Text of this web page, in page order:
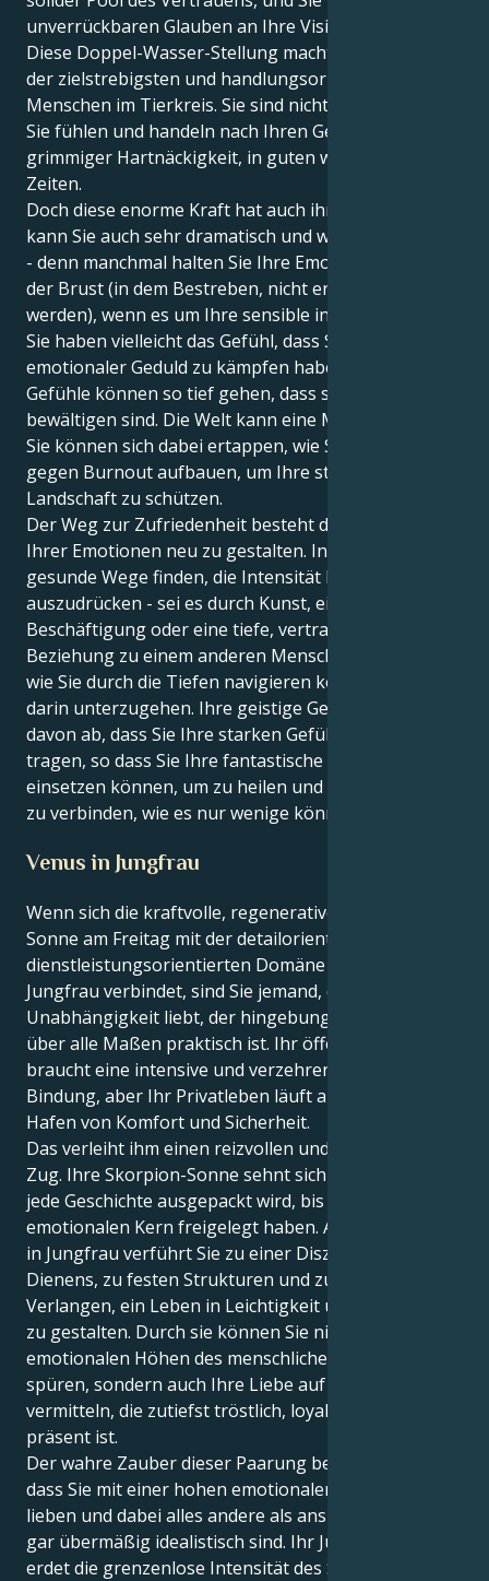
unverrückbaren Glauben an Ihre Vision.
Diese Doppel-Wasser-Stellung macht Sie zu einem
der zielstrebigsten und handlungsorientiertesten
Menschen im Tierkreis. Sie sind nicht nur ein Denker;
Sie fühlen und handeln nach Ihren Gedanken mit
grimmiger Hartnäckigkeit, in guten wie in schlechten
Zeiten.
Doch diese enorme Kraft hat auch ihre Tücken. Sie
kann Sie auch sehr dramatisch und wachsam machen
- denn manchmal halten Sie Ihre Emotionen dicht an
der Brust (in dem Bestreben, nicht erdrückt zu
werden), wenn es um Ihre sensible innere Welt geht.
Sie haben vielleicht das Gefühl, dass Sie mit
emotionaler Geduld zu kämpfen haben, denn die
Gefühle können so tief gehen, dass sie schwer zu
bewältigen sind. Die Welt kann eine Menge sein, und
Sie können sich dabei ertappen, wie Sie eine Barriere
gegen Burnout aufbauen, um Ihre starke innere
Landschaft zu schützen.
Der Weg zur Zufriedenheit besteht darin, die Rolle
Ihrer Emotionen neu zu gestalten. Indem Sie
gesunde Wege finden, die Intensität Ihrer Gefühle
auszudrücken - sei es durch Kunst, eine
Beschäftigung oder eine tiefe, vertrauensvolle
Beziehung zu einem anderen Menschen -, lernen Sie,
wie Sie durch die Tiefen navigieren können, ohne
darin unterzugehen. Ihre geistige Gesundheit hängt
davon ab, dass Sie Ihre starken Gefühle nach außen
tragen, so dass Sie Ihre fantastische Intelligenz
einsetzen können, um zu heilen und sich mit anderen
zu verbinden, wie es nur wenige können.
Venus in Jungfrau
Wenn sich die kraftvolle, regenerative Skorpion-
Sonne am Freitag mit der detailorientierten,
dienstleistungsorientierten Domäne der Venus in
Jungfrau verbindet, sind Sie jemand, der mit tiefer
Unabhängigkeit liebt, der hingebungsvoll loyal und
über alle Maßen praktisch ist. Ihr öffentliches Gesicht
braucht eine intensive und verzehrende emotionale
Bindung, aber Ihr Privatleben läuft aus dem sicheren
Hafen von Komfort und Sicherheit.
Das verleiht ihm einen reizvollen und faszinierenden
Zug. Ihre Skorpion-Sonne sehnt sich danach, dass
jede Geschichte ausgepackt wird, bis Sie ihren
emotionalen Kern freigelegt haben. Aber Ihre Venus
in Jungfrau verführt Sie zu einer Disziplin des
Dienens, zu festen Strukturen und zu einem
Verlangen, ein Leben in Leichtigkeit und Sicherheit
zu gestalten. Durch sie können Sie nicht nur die
emotionalen Höhen des menschlichen Kontakts
spüren, sondern auch Ihre Liebe auf eine Weise
vermitteln, die zutiefst tröstlich, loyal und körperlich
präsent ist.
Der wahre Zauber dieser Paarung besteht darin,
dass Sie mit einer hohen emotionalen Intensität
lieben und dabei alles andere als anspruchslos oder
gar übermäßig idealistisch sind. Ihr Jungfrauenherz
erdet die grenzenlose Intensität des Skorpions - und